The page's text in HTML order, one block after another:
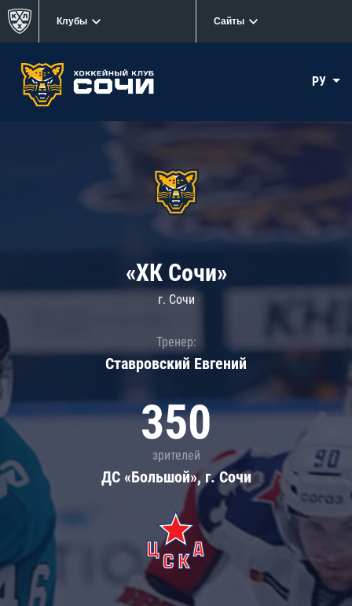
Клубы Сайты
РУ
«ХК Сочи»
г. Сочи
Тренер:
Ставровский Евгений
350
зрителей
ДС «Большой», г. Сочи